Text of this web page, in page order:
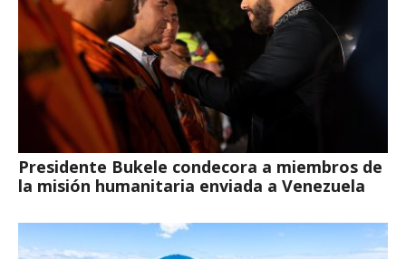
Presidente Bukele condecora a miembros de
la misión humanitaria enviada a Venezuela